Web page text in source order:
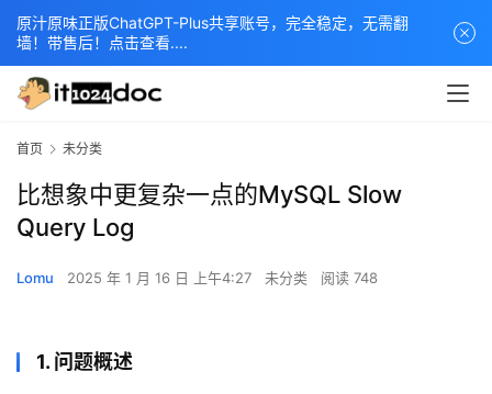
首页 未分类
比想象中更复杂一点的MySQL Slow
Query Log
Lomu 2025 年 1 月 16 日 上午4:27 未分类 阅读 748
1. 问题概述
原汁原味正版ChatGPT-Plus共享账号，完全稳定，无需翻
墙！带售后！点击查看....